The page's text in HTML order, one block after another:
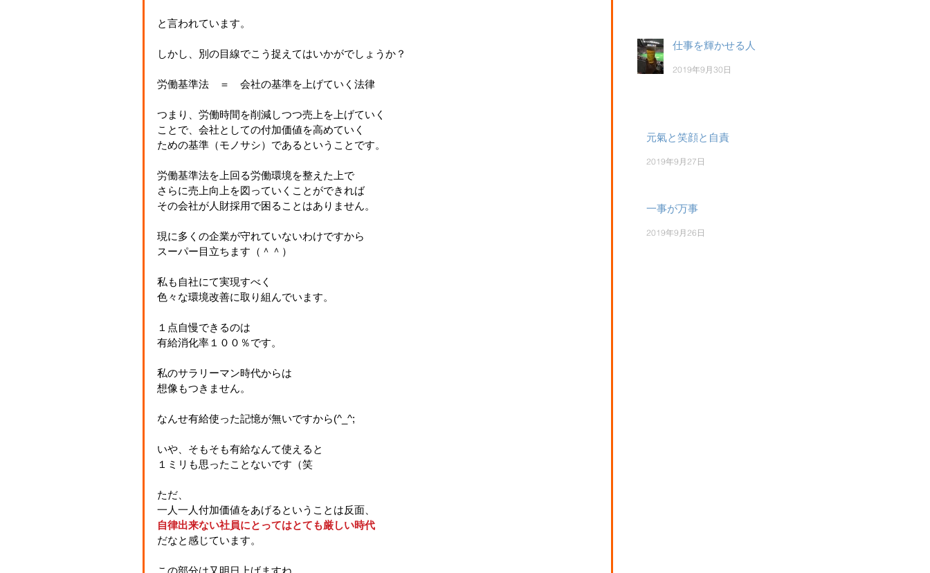
と言われています。
しかし、別の目線でこう捉えてはいかがでしょうか？
労働基準法　＝　会社の基準を上げていく法律
つまり、労働時間を削減しつつ売上を上げていく
ことで、会社としての付加価値を高めていく
ための基準（モノサシ）であるということです。
労働基準法を上回る労働環境を整えた上で
さらに売上向上を図っていくことができれば
その会社が人財採用で困ることはありません。
現に多くの企業が守れていないわけですから
スーパー目立ちます（＾＾）
私も自社にて実現すべく
色々な環境改善に取り組んでいます。
１点自慢できるのは
有給消化率１００％です。
私のサラリーマン時代からは
想像もつきません。
なんせ有給使った記憶が無いですから(^_^;
いや、そもそも有給なんて使えると
１ミリも思ったことないです（笑
ただ、
一人一人付加価値をあげるということは反面、
自律出来ない社員にとってはとても厳しい時代
だなと感じています。
この部分は又明日上げますね。
仕事を輝かせる人
2019年9月30日
元氣と笑顔と自責
2019年9月27日
一事が万事
2019年9月26日